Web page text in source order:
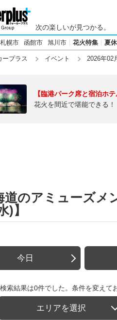
次の楽しいが見つかる。
札幌市 函館市 旭川市 花火特集 夏
ープラス イベント 2026年02
【臨港パーク席と宿泊ホ
花火を間近で堪能できる
道のアミューズメ
)】
今日
索結果は0件でした。条件を変えて
エリアを選択